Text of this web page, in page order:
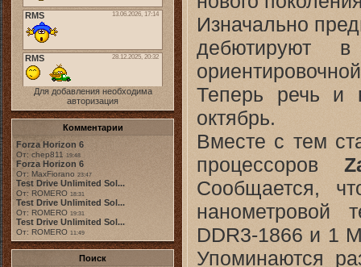
Для добавления необходима
авторизация
Комментарии
Forza Horizon 6
От: chep811 19:48
Forza Horizon 6
От: MaxFiorano 23:47
Test Drive Unlimited Sol...
От: ROMERO 18:31
Test Drive Unlimited Sol...
От: ROMERO 19:31
Test Drive Unlimited Sol...
От: ROMERO 11:49
Поиск
Изначально
дебютируют
Теперь речь и
октябрь.
Вместе с тем
процессоров
Сообщается,
нанометровой
DDR3-1866 и 1
Упоминаются